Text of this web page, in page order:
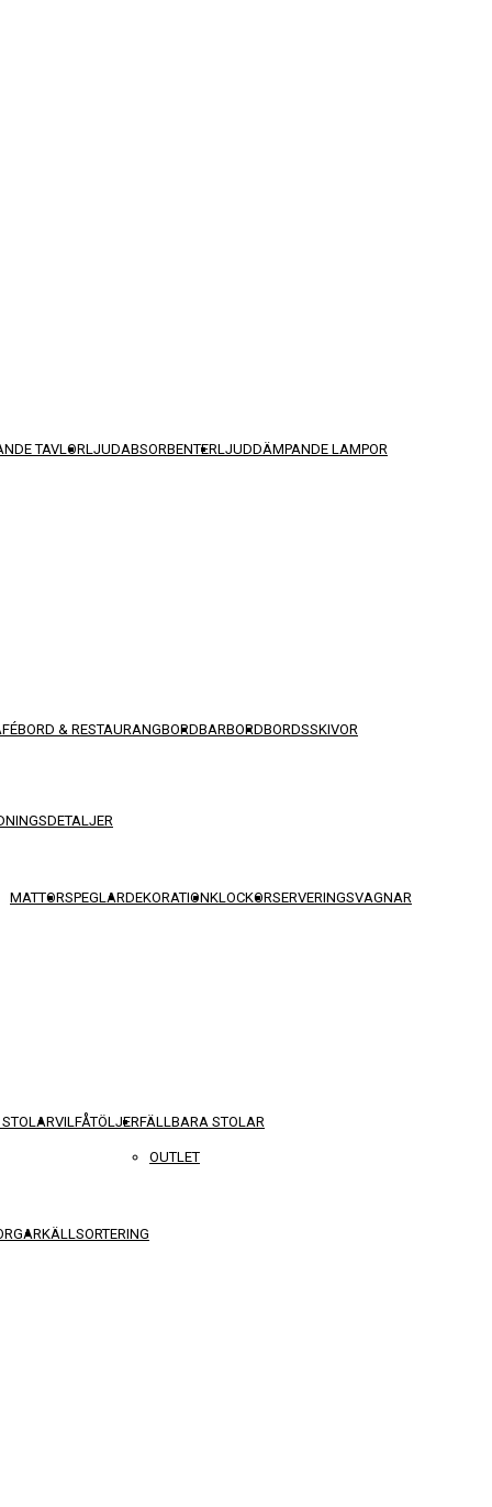
TAVLORLJUDABSORBENTERLJUDDÄMPANDE LAMPOR
& RESTAURANGBORDBARBORDBORDSSKIVOR
MATTORSPEGLARDEKORATIONKLOCKORSERVERINGSVAGNAR
VILFÅTÖLJERFÄLLBARA STOLAR
KÄLLSORTERING
OUTLET